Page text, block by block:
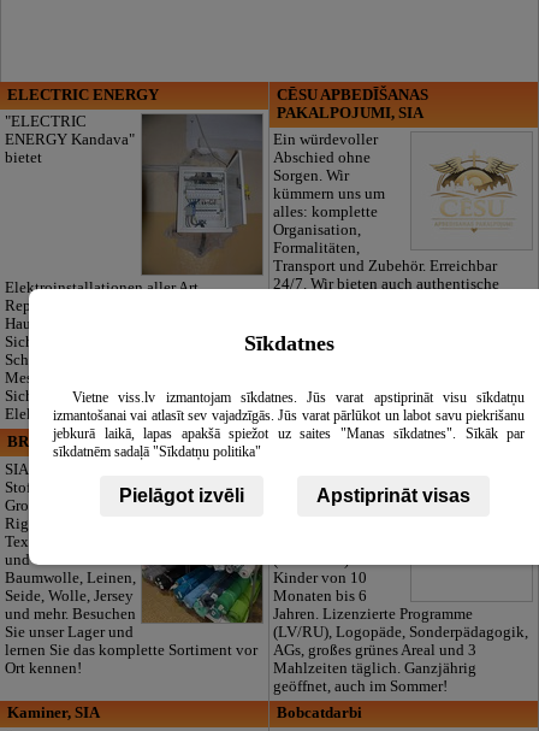
ELECTRIC ENERGY
"ELECTRIC
ENERGY Kandava"
bietet
Elektroinstallationen aller Art,
Reparatur von Elektronik und
Haushaltsgeräten, Installation von
Sicherheits- und
Schwachstromsystemen, Projektierung,
Messungen und
Sicherheitsrisikoanalysen für Ihre
Elektroanlagen.
CĒSU APBEDĪŠANAS
PAKALPOJUMI, SIA
Ein würdevoller
Abschied ohne
Sorgen. Wir
kümmern uns um
alles: komplette
Organisation,
Formalitäten,
Transport und Zubehör. Erreichbar
24/7. Wir bieten auch authentische
BRISTOLS ES, SIA
SIA "Bristols ES" -
Stoff-Outlet und
Großhandel in
Riga. Hochwertige
Textilien für Nähen
und Produktion:
Baumwolle, Leinen,
Seide, Wolle, Jersey
und mehr. Besuchen
Sie unser Lager und
lernen Sie das komplette Sortiment vor
Ort kennen!
Maza Rasiņa, privātā pirmsskolas
Privater
Kindergarten „Maza
Kinder von 10
Monaten bis 6
Jahren. Lizenzierte Programme
(LV/RU), Logopäde, Sonderpädagogik,
AGs, großes grünes Areal und 3
Mahlzeiten täglich. Ganzjährig
geöffnet, auch im Sommer!
Kaminer, SIA
Bobcatdarbi
Sīkdatnes
Vietne viss.lv izmantojam sīkdatnes. Jūs varat apstiprināt visu sīkdatņu
izmantošanai vai atlasīt sev vajadzīgās. Jūs varat pārlūkot un labot savu piekrišanu
jebkurā laikā, lapas apakšā spiežot uz saites "Manas sīkdatnes". Sīkāk par
sīkdatnēm sadaļā "Sīkdatņu politika"
Pielāgot izvēli Apstiprināt visas